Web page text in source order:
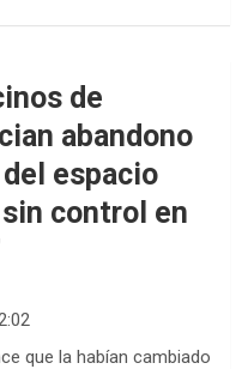
de
abandono
espacio
control en
que la habían cambiado